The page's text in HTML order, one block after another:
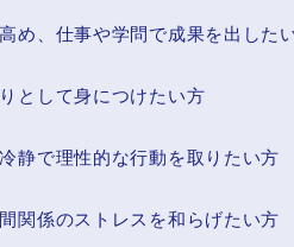
め、仕事や学問で成果を出した
として身につけたい方
静で理性的な行動を取りたい方
関係のストレスを和らげたい方